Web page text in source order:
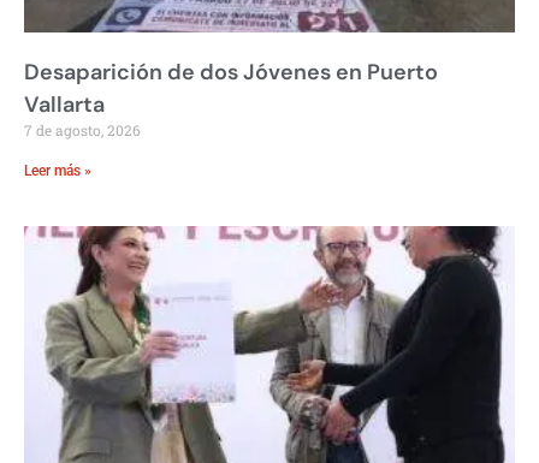
Desaparición de dos Jóvenes en Puerto
Vallarta
7 de agosto, 2026
Leer más »